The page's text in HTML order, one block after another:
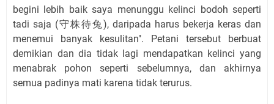
begini lebih baik saya menunggu kelinci bodoh seperti
tadi saja (守株待兔), daripada harus bekerja keras dan
menemui banyak kesulitan". Petani tersebut berbuat
demikian dan dia tidak lagi mendapatkan kelinci yang
menabrak pohon seperti sebelumnya, dan akhirnya
semua padinya mati karena tidak terurus.